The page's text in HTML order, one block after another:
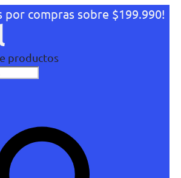
por compras sobre $199.990!
productos